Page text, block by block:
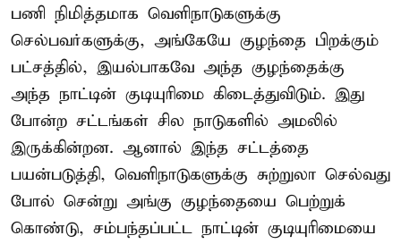
பணி நிமித்தமாக வெளிநாடுகளுக்கு
செல்பவர்களுக்கு, அங்கேயே குழந்தை பிறக்கும்
பட்சத்தில், இயல்பாகவே அந்த குழந்தைக்கு
அந்த நாட்டின் குடியுரிமை கிடைத்துவிடும். இது
போன்ற சட்டங்கள் சில நாடுகளில் அமலில்
இருக்கின்றன. ஆனால் இந்த சட்டத்தை
பயன்படுத்தி, வெளிநாடுகளுக்கு சுற்றுலா செல்வது
போல் சென்று அங்கு குழந்தையை பெற்றுக்
கொண்டு, சம்பந்தப்பட்ட நாட்டின் குடியுரிமையை